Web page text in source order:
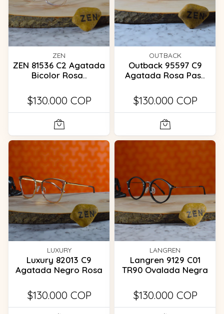
ZEN
ZEN 81536 C2 Agatada
Bicolor Rosa..
$130.000 COP
OUTBACK
Outback 95597 C9
Agatada Rosa Pas..
$130.000 COP
LUXURY
Luxury 82013 C9
Agatada Negro Rosa
$130.000 COP
LANGREN
Langren 9129 C01
TR90 Ovalada Negra
$130.000 COP